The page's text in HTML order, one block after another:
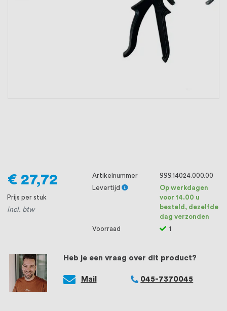
ons voorop, want we geloven dat een
goede relatie met onze klanten het
Heb je een vraag over dit product?
Mail 045-7370045
€ 27,72
Prijs per stuk
incl. btw
Artikelnummer
999.14024.000.00
Levertijd
Op werkdagen
voor 14.00 u
besteld, dezelfde
dag verzonden
Voorraad
1